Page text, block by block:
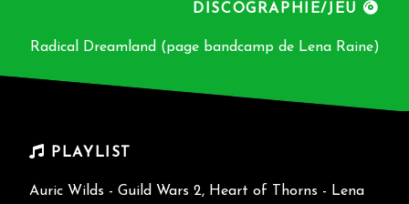
DISCOGRAPHIE/JEU
Radical Dreamland (page bandcamp de Lena Raine)
PLAYLIST
Auric Wilds - Guild Wars 2, Heart of Thorns - Lena